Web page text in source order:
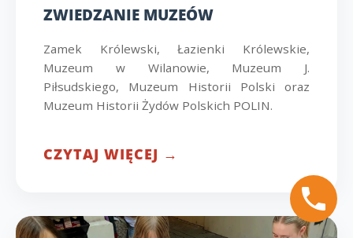
ZWIEDZANIE MUZEÓW
Zamek Królewski, Łazienki Królewskie,
Muzeum w Wilanowie, Muzeum J.
Piłsudskiego, Muzeum Historii Polski oraz
Muzeum Historii Żydów Polskich POLIN.
CZYTAJ WIĘCEJ →